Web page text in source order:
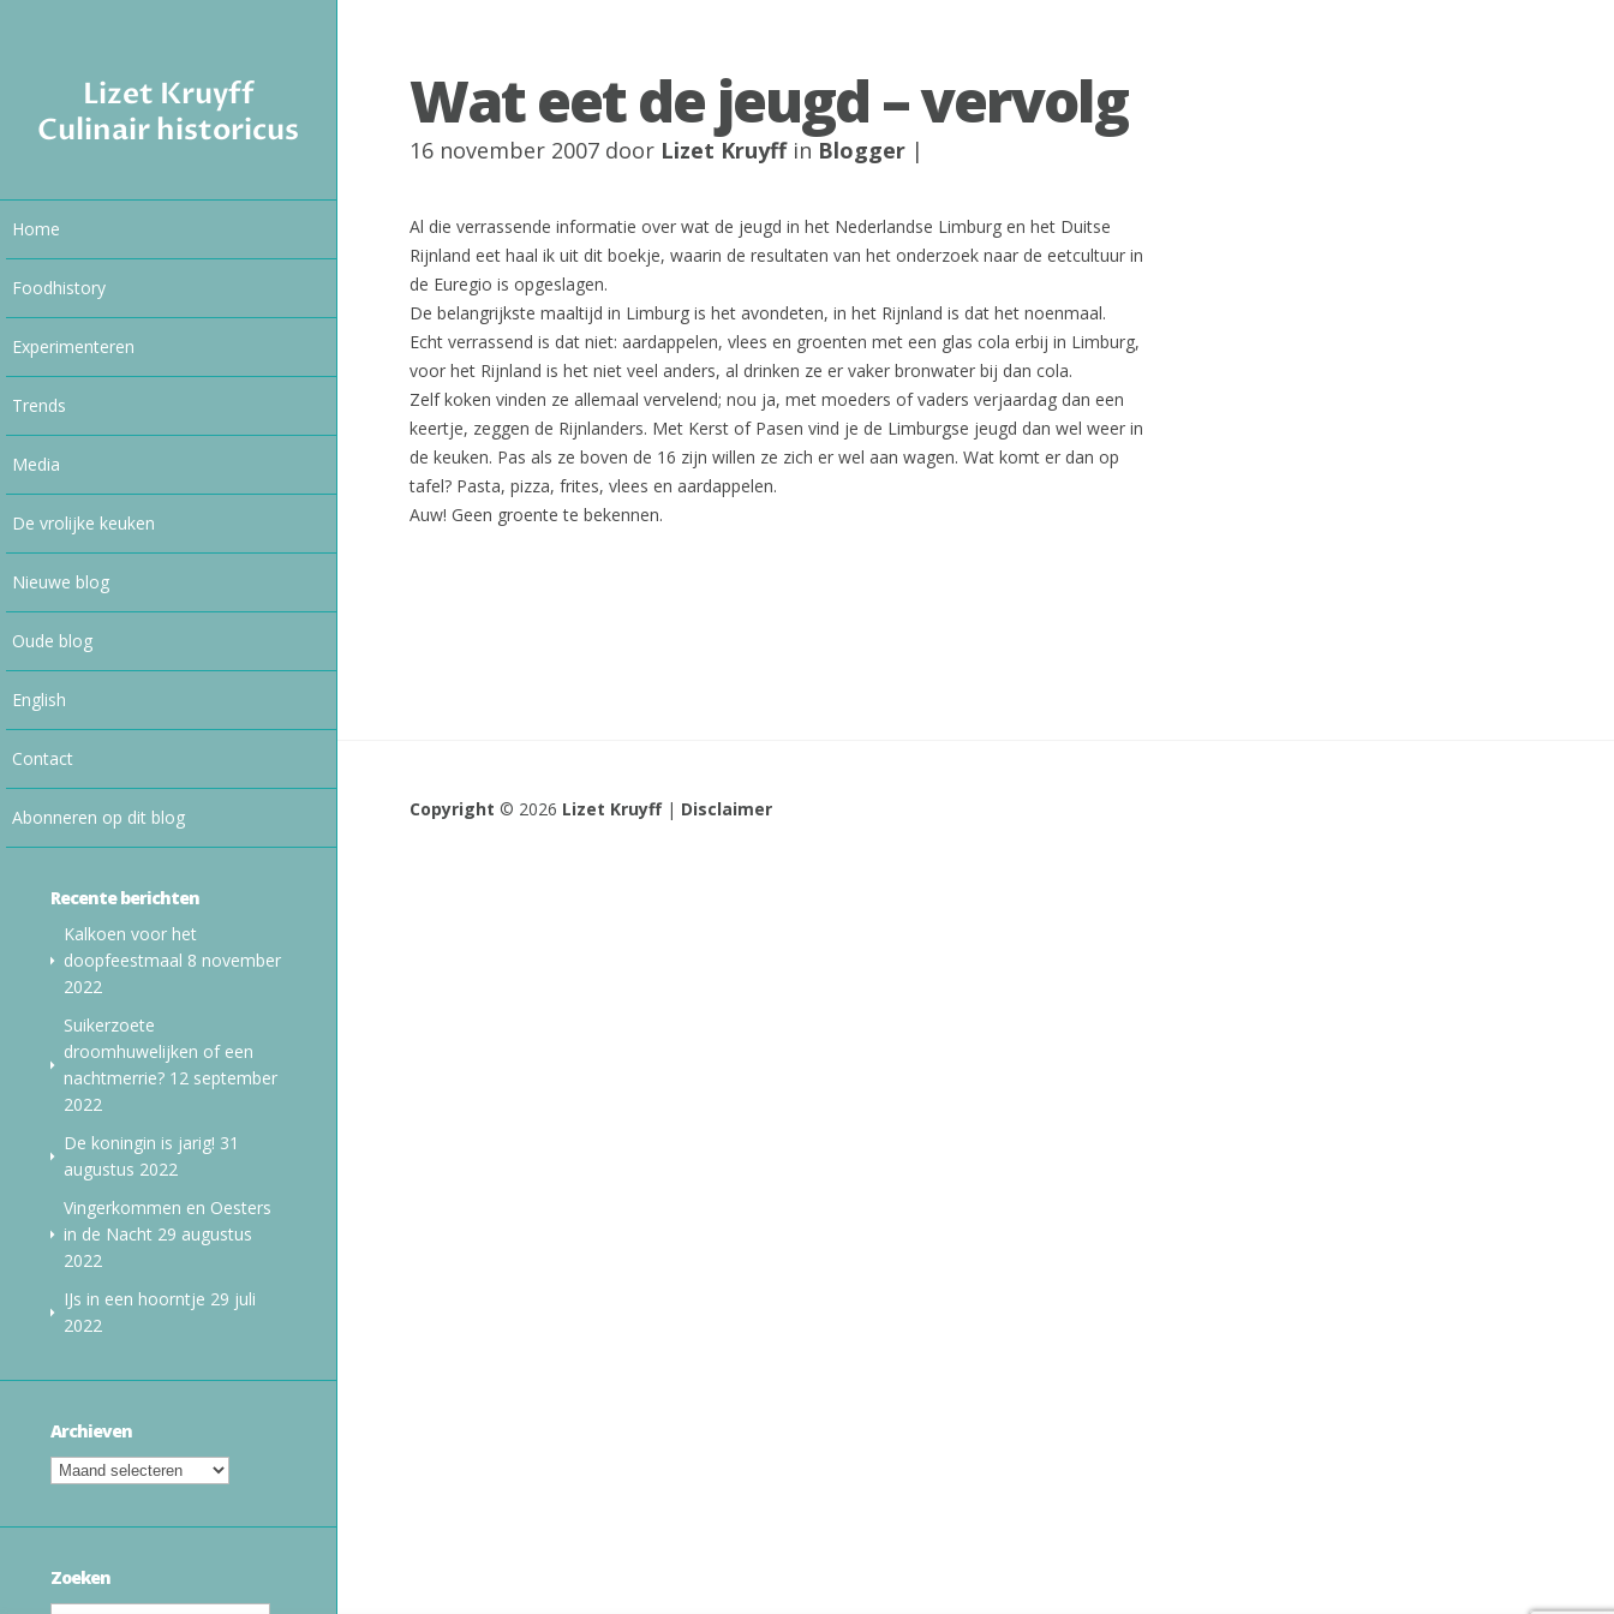
Lizet Kruyff
Culinair historicus
Home
Foodhistory
Experimenteren
Trends
Media
De vrolijke keuken
Nieuwe blog
Oude blog
English
Contact
Abonneren op dit blog
Recente berichten
Kalkoen voor het
doopfeestmaal 8 november
2022
Suikerzoete
droomhuwelijken of een
nachtmerrie? 12 september
2022
De koningin is jarig! 31
augustus 2022
Vingerkommen en Oesters
in de Nacht 29 augustus
2022
IJs in een hoorntje 29 juli
2022
Archieven
Zoeken
Wat eet de jeugd – vervolg
16 november 2007 door Lizet Kruyffin Blogger |
Al die verrassende informatie over wat de jeugd in het Nederlandse Limburg en het Duitse
Rijnland eet haal ik uit dit boekje, waarin de resultaten van het onderzoek naar de eetcultuur in
de Euregio is opgeslagen.
De belangrijkste maaltijd in Limburg is het avondeten, in het Rijnland is dat het noenmaal.
Echt verrassend is dat niet: aardappelen, vlees en groenten met een glas cola erbij in Limburg,
voor het Rijnland is het niet veel anders, al drinken ze er vaker bronwater bij dan cola.
Zelf koken vinden ze allemaal vervelend; nou ja, met moeders of vaders verjaardag dan een
keertje, zeggen de Rijnlanders. Met Kerst of Pasen vind je de Limburgse jeugd dan wel weer in
de keuken. Pas als ze boven de 16 zijn willen ze zich er wel aan wagen. Wat komt er dan op
tafel? Pasta, pizza, frites, vlees en aardappelen.
Auw! Geen groente te bekennen.
Copyright © 2026 Lizet Kruyff| Disclaimer